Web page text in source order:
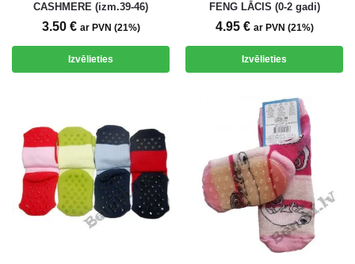
CASHMERE (izm.39-46)
3.50 € ar PVN (21%)
Izvēlieties
FENG LĀCIS (0-2 gadi)
4.95 € ar PVN (21%)
Izvēlieties